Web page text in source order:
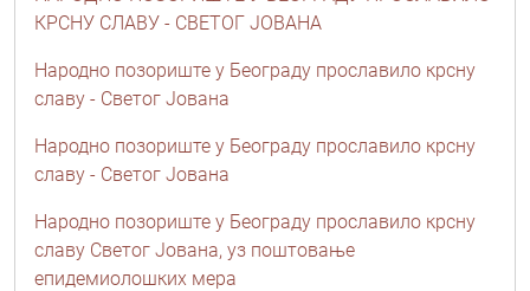
КРСНУ СЛАВУ - СВЕТОГ ЈОВАНА
Народно позориште у Београду прославило крсну
славу - Светог Јована
Народно позориште у Београду прославило крсну
славу - Светог Јована
Народно позориште у Београду прославило крсну
славу Светог Јована, уз поштовање
епидемиолошких мера